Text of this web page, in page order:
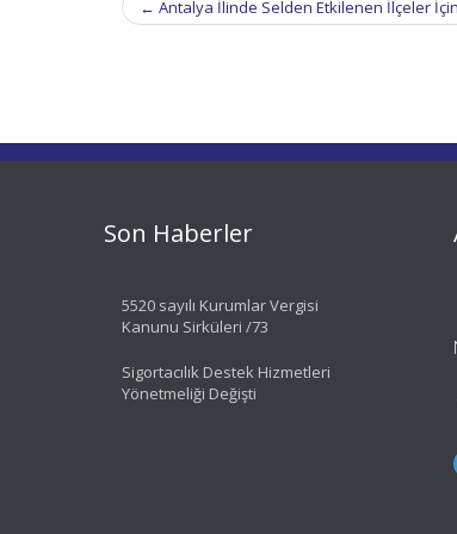
navigation
← Antalya İlinde Selden Etkilenen İlçeler
Son Haberler
5520 sayılı Kurumlar Vergisi
Kanunu Sirküleri /73
Sigortacılık Destek Hizmetleri
Yönetmeliği Değişti